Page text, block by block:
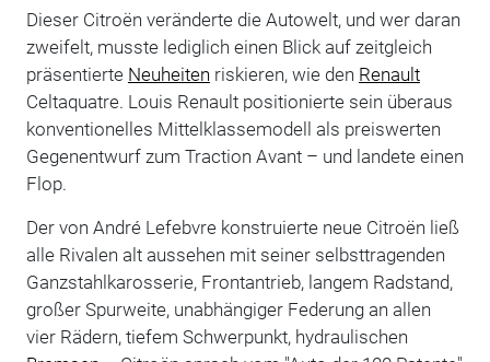
Dieser Citroën veränderte die Autowelt, und wer daran
zweifelt, musste lediglich einen Blick auf zeitgleich
präsentierte Neuheiten riskieren, wie den Renault
Celtaquatre. Louis Renault positionierte sein überaus
konventionelles Mittelklassemodell als preiswerten
Gegenentwurf zum Traction Avant – und landete einen
Flop.
Der von André Lefebvre konstruierte neue Citroën ließ
alle Rivalen alt aussehen mit seiner selbsttragenden
Ganzstahlkarosserie, Frontantrieb, langem Radstand,
großer Spurweite, unabhängiger Federung an allen
vier Rädern, tiefem Schwerpunkt, hydraulischen